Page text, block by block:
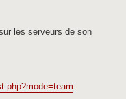
les serveurs de son